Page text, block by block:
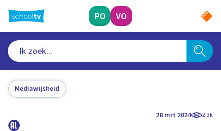
naar
hoofdinhoud
PO VO
Mediawijsheid
28 mrt 2024 2.3k